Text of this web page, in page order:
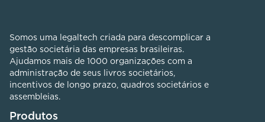
Somos uma legaltech criada para descomplicar a
gestão societária das empresas brasileiras.
Ajudamos mais de 1000 organizações com a
administração de seus livros societários,
incentivos de longo prazo, quadros societários e
assembleias.
Produtos